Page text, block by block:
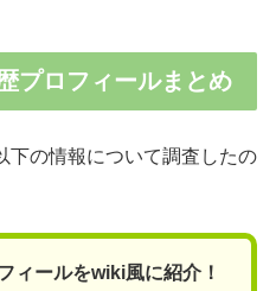
プロフィールまとめ
下の情報について調査したの
ィールをwiki風に紹介！